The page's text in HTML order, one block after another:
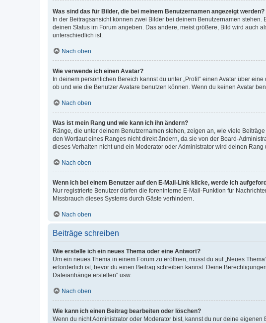
Was sind das für Bilder, die bei meinem Benutzernamen angezeigt werden?
In der Beitragsansicht können zwei Bilder bei deinem Benutzernamen
deinen Status im Forum angeben. Das andere, meist größere, Bild wird auch
unterschiedlich ist.
Nach oben
Wie verwende ich einen Avatar?
In deinem persönlichen Bereich kannst du unter „Profil“ einen Avatar über
ob und wie die Benutzer Avatare benutzen können. Wenn du keinen Avatar
Nach oben
Was ist mein Rang und wie kann ich ihn ändern?
Ränge, die unter deinem Benutzernamen stehen, zeigen an, wie viele
den Wortlaut eines Ranges nicht direkt ändern, da sie von der Board-
dieses Verhalten nicht und ein Moderator oder Administrator wird deinen
Nach oben
Wenn ich bei einem Benutzer auf den E-Mail-Link klicke, werde ich
Nur registrierte Benutzer dürfen die foreninterne E-Mail-Funktion für
Missbrauch dieses Systems durch Gäste verhindern.
Nach oben
Beiträge schreiben
Wie erstelle ich ein neues Thema oder eine Antwort?
Um ein neues Thema in einem Forum zu eröffnen, musst du auf „Neues
erforderlich ist, bevor du einen Beitrag schreiben kannst. Deine
Dateianhänge erstellen“ usw.
Nach oben
Wie kann ich einen Beitrag bearbeiten oder löschen?
Wenn du nicht Administrator oder Moderator bist, kannst du nur deine